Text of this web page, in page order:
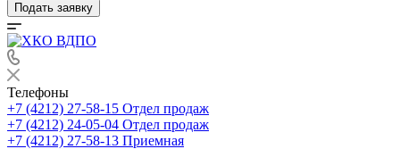
Подать заявку
Телефоны
+7 (4212) 27-58-15 Отдел продаж
+7 (4212) 24-05-04 Отдел продаж
+7 (4212) 27-58-13 Приемная